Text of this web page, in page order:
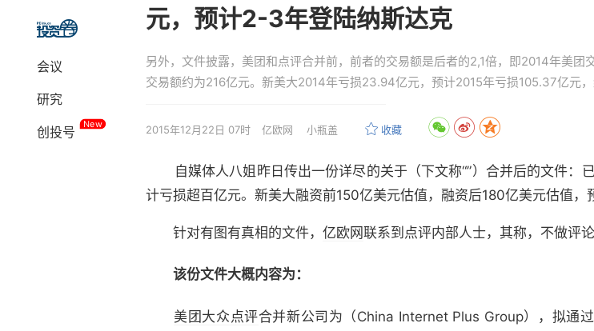
上市
科创板
政策
会议
研究
创投号
New
元，预计2-3年登陆纳斯达克
另外，文件披露，美团和点评合并前，前者的交易额是后者的2,1倍，即2014年美
交易额约为216亿元。新美大2014年亏损23.94亿元，预计2015年亏损105.37亿元，
2015年12月22日 07时 亿欧网 小瓶盖 收藏
自媒体人八姐昨日传出一份详尽的关于（下文称“”）合并后的文件：
计亏损超百亿元。新美大融资前150亿美元估值，融资后180亿美元估值，
针对有图有真相的文件， 亿欧网联系到点评内部人士，其称，不做评论
该份文件大概内容为：
美团大众点评合并新公司为（China Internet Plus Group），拟通